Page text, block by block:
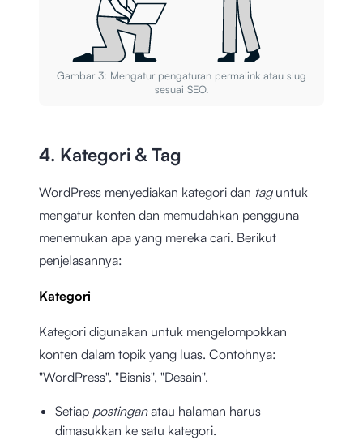
Gambar 3: Mengatur pengaturan permalink atau slug
sesuai SEO.
4. Kategori & Tag
WordPress menyediakan kategori dan tag untuk
mengatur konten dan memudahkan pengguna
menemukan apa yang mereka cari. Berikut
penjelasannya:
Kategori
Kategori digunakan untuk mengelompokkan
konten dalam topik yang luas. Contohnya:
"WordPress", "Bisnis", "Desain".
Setiap postinganatau halaman harus
dimasukkan ke satu kategori.